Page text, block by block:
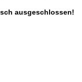
ausgeschlossen!